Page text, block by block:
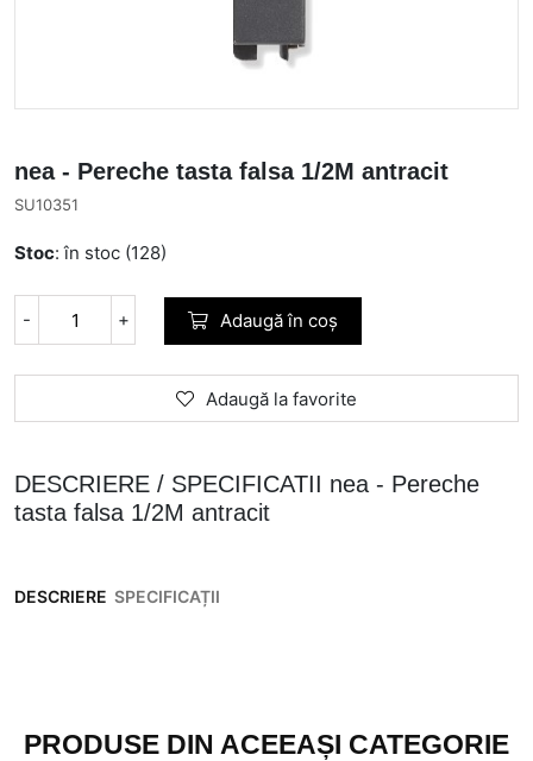
nea - Pereche tasta falsa 1/2M antracit
SU10351
Stoc: în stoc (128)
- + Adaugă în coș
Adaugă la favorite
DESCRIERE / SPECIFICATII nea - Pereche
tasta falsa 1/2M antracit
DESCRIERE SPECIFICAȚII
PRODUSE DIN ACEEAȘI CATEGORIE